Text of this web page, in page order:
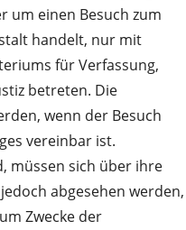
um einen Besuch zum
handelt, nur mit
für Verfassung,
betreten. Die
wenn der Besuch
vereinbar ist.
müssen sich über ihre
abgesehen werden,
Zwecke der